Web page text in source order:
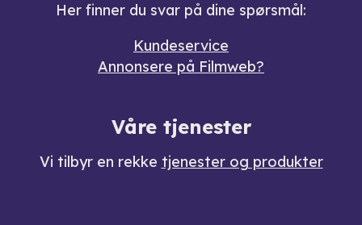
Her finner du svar på dine spørsmål:
Kundeservice
Annonsere på Filmweb?
Våre tjenester
Vi tilbyr en rekke tjenester og produkter